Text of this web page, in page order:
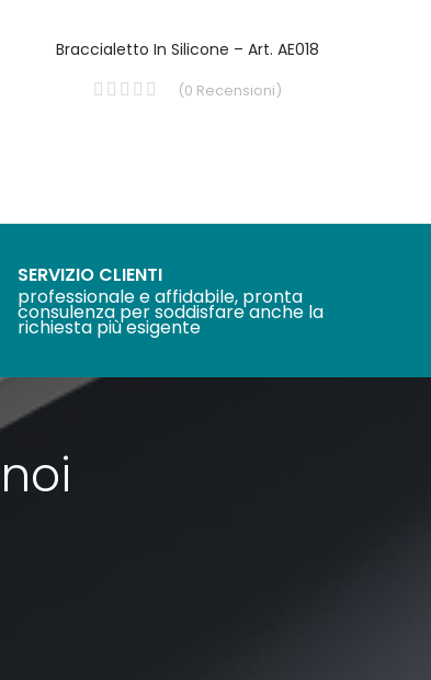
Braccialetto In Silicone – Art. AE018
(0 Recensioni)
SERVIZIO CLIENTI
professionale e affidabile, pronta
consulenza per soddisfare anche la
richiesta più esigente